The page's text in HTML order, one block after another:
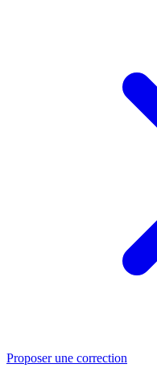
Proposer une correction